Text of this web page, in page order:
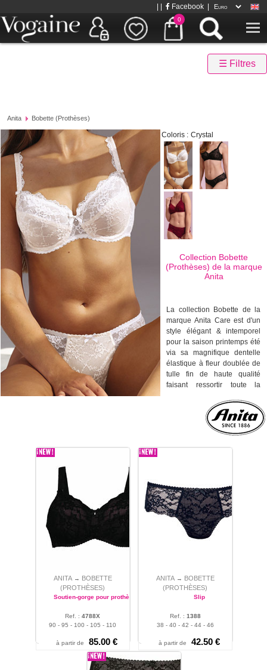
0
Facebook
☰ Filtres
Anita Bobette (Prothèses)
Coloris : Crystal
Collection Bobette
(Prothèses) de la marque
Anita
La collection Bobette de la
marque Anita Care est d'un
style élégant & intemporel
pour la saison printemps été
via sa magnifique dentelle
élastique à fleur doublée de
tulle fin de haute qualité
faisant ressortir toute la
motifs floraux originaux
imprimés sur une lingerie
fine de couleur noire ou
La collection Bobette de la
féminité et la modernité se
rencontrent
harmonieusement. La
collection Bobette s'adaptera
également parfaitement aux
noire et rubis sont des
couleurs parfaite entre style
vintage et confort
gorge sont d'un petit noeud
bonnets.
ANITA → BOBETTE
(PROTHÈSES)
Soutien-gorge pour prothèses
Ref. : 4788X
90 - 95 - 100 - 105 - 110
à partir de 85.00 €
ANITA → BOBETTE
(PROTHÈSES)
Slip
Ref. : 1388
38 - 40 - 42 - 44 - 46
à partir de 42.50 €